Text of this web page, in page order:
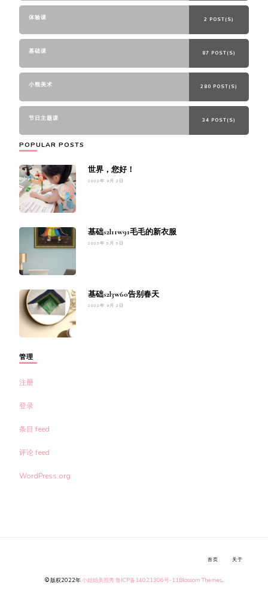
体验课 2 POST(S)
基础课 87 POST(S)
小熊美术 280 POST(S)
节日主题课 34 POST(S)
POPULAR POSTS
世界，您好！
2022年 9月 2日
基础s2l11w91毛毛的新衣服
2023年 5月 5日
基础s2l3w60告别春天
2022年 9月 2日
管理
注册
登录
条目 feed
评论 feed
WordPress.org
© 版权2022年小姐姐美照秀鲁ICP备14021306号-11Blossom Themes.
首页 关于